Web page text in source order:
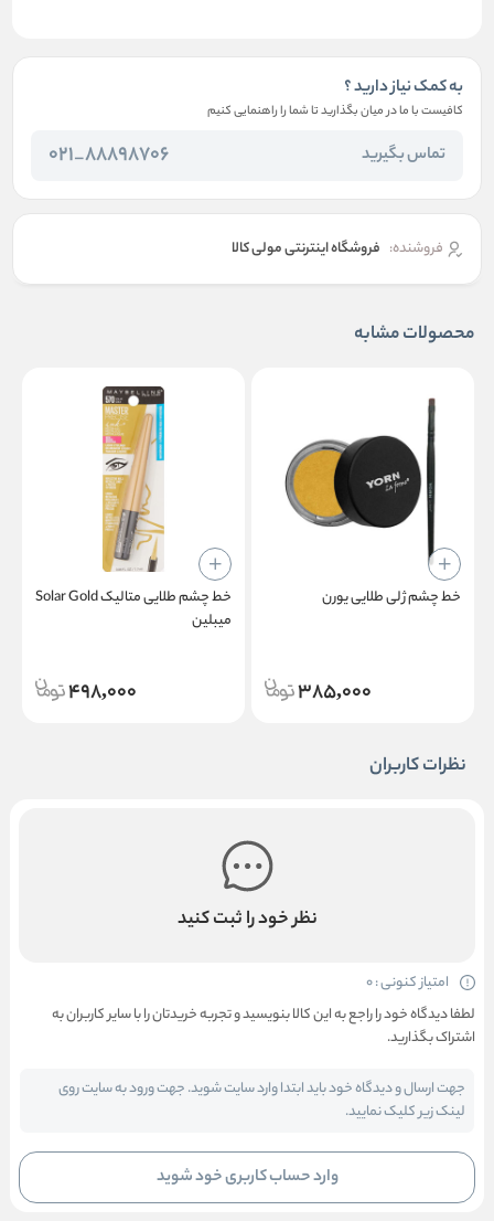
به کمک نیاز دارید ؟
کافیست با ما در میان بگذارید تا شما را راهنمایی کنیم
تماس بگیرید 88898706_021
فروشنده: فروشگاه اینترنتی مولی کالا
محصولات مشابه
خط چشم ژلی طلایی یورن
385,000
خط چشم طلایی متالیک Solar Gold
میبلین
498,000
نظرات کاربران
نظر خود را ثبت کنید
امتیاز کنونی : 0
لطفا دیدگاه خود را راجع به این کالا بنویسید و تجربه خریدتان را با سایر کاربران به
اشتراک بگذارید.
جهت ارسال و دیدگاه خود باید ابتدا وارد سایت شوید. جهت ورود به سایت روی
لینک زیر کلیک نمایید.
وارد حساب کاربری خود شوید